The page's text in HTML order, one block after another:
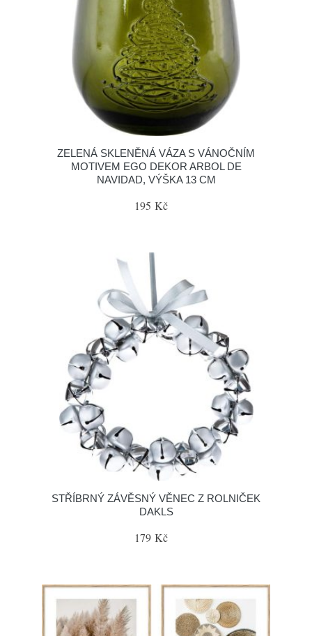
ZELENÁ SKLENĚNÁ VÁZA S VÁNOČNÍM
MOTIVEM EGO DEKOR ARBOL DE
NAVIDAD, VÝŠKA 13 CM
195 Kč
STŘÍBRNÝ ZÁVĚSNÝ VĚNEC Z ROLNIČEK
DAKLS
179 Kč